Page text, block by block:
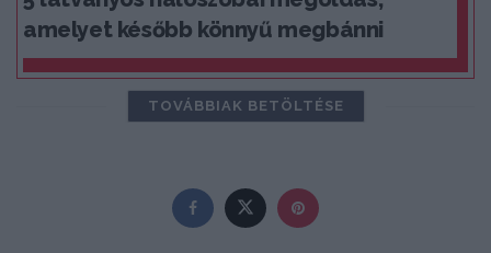
amelyet később könnyű megbánni
TOVÁBBIAK BETÖLTÉSE